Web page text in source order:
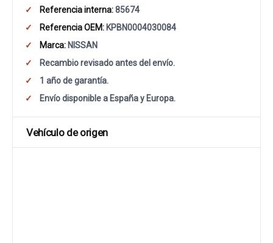
Referencia interna:85674
Referencia OEM: KPBN0004030084
Marca: NISSAN
Recambio revisado antes del envío.
1 año de garantía.
Envío disponible a España y Europa.
Vehículo de origen